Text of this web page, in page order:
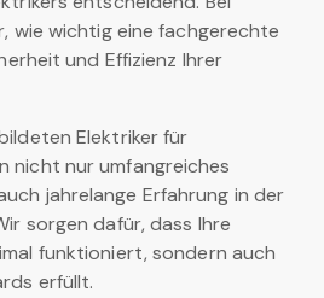
wie wichtig eine fachgerechte
und Effizienz Ihrer
Elektriker für
nicht nur umfangreiches
jahrelange Erfahrung in der
sorgen dafür, dass Ihre
funktioniert, sondern auch
erfüllt.